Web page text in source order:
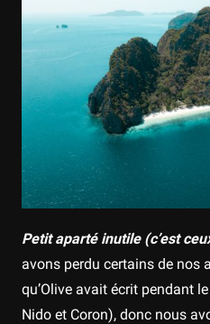
Petit aparté inutile (c’est
avons perdu certains de nos
qu’Olive avait écrit pendant
Nido et Coron), donc nous